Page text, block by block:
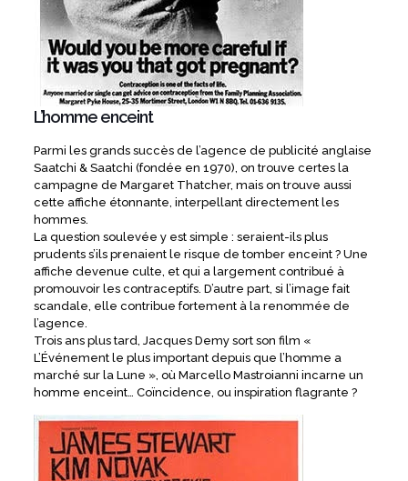
L’homme enceint
Parmi les grands succès de l’agence de publicité anglaise
Saatchi & Saatchi (fondée en 1970), on trouve certes la
campagne de Margaret Thatcher, mais on trouve aussi
cette affiche étonnante, interpellant directement les
hommes.
La question soulevée y est simple : seraient-ils plus
prudents s’ils prenaient le risque de tomber enceint ? Une
affiche devenue culte, et qui a largement contribué à
promouvoir les contraceptifs. D’autre part, si l’image fait
scandale, elle contribue fortement à la renommée de
l’agence.
Trois ans plus tard, Jacques Demy sort son film «
L’Événement le plus important depuis que l’homme a
marché sur la Lune », où Marcello Mastroianni incarne un
homme enceint… Coïncidence, ou inspiration flagrante ?